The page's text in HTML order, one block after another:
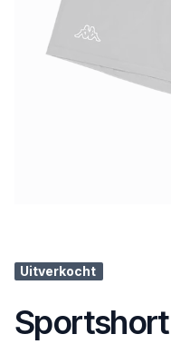
Uitverkocht